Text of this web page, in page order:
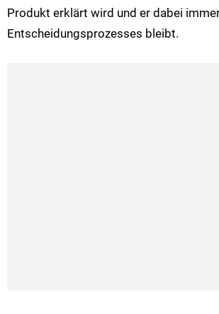
Produkt erklärt wird und er dabei
Entscheidungsprozesses bleibt.